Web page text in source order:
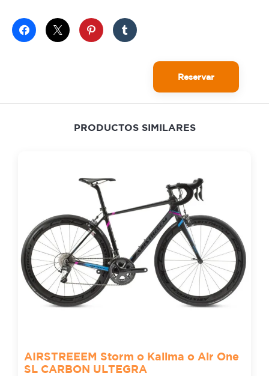
Reservar
PRODUCTOS SIMILARES
AIRSTREEEM Storm o Kalima o Air One
SL CARBON ULTEGRA